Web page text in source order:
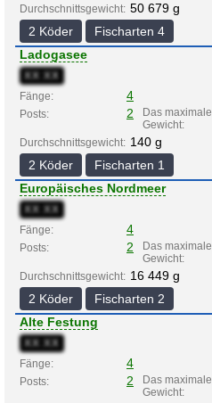
Durchschnittsgewicht: 50 679 g
2 Köder
Fischarten 4
Ladogasee
XX:XX
Fänge:
4
Posts: 2
Das maximale
Gewicht:
Durchschnittsgewicht: 140 g
2 Köder
Fischarten 1
Europäisches Nordmeer
XX:XX
Fänge:
4
Posts: 2
Das maximale
Gewicht:
Durchschnittsgewicht: 16 449 g
2 Köder
Fischarten 2
Alte Festung
XX:XX
Fänge:
4
Posts: 2
Das maximale
Gewicht: